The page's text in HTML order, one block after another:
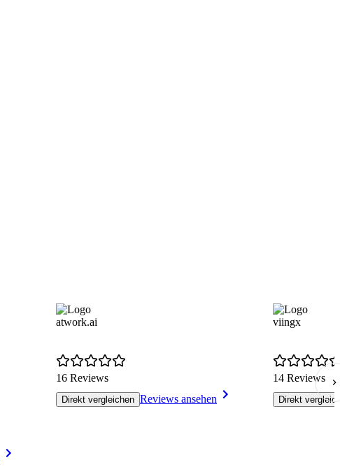
atwork.ai
16 Reviews
Direkt vergleichen Reviews ansehen
viingx
14 Reviews
Direkt